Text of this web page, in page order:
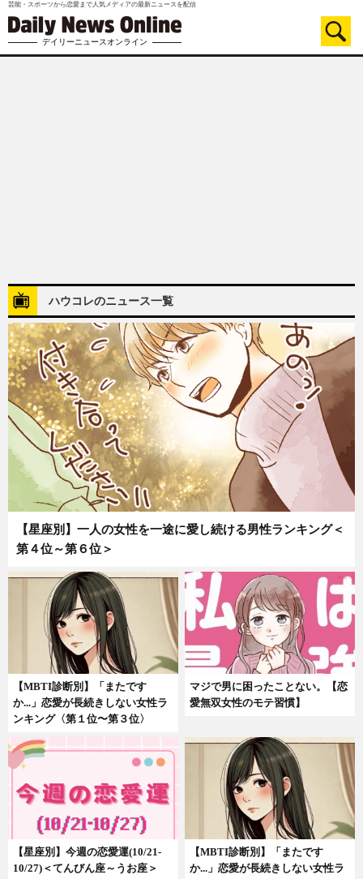
芸能・スポーツから恋愛まで人気メディアの最新ニュースを配信
デイリーニュースオンライン
ハウコレのニュース一覧
【星座別】一人の女性を一途に愛し続ける男性ランキング＜
第４位～第６位＞
【MBTI診断別】「またです
か...」恋愛が長続きしない女性ラ
ンキング〈第１位〜第３位〉
マジで男に困ったことない。【恋
愛無双女性のモテ習慣】
【星座別】今週の恋愛運(10/21-
10/27)＜てんびん座～うお座＞
【MBTI診断別】「またです
か...」恋愛が長続きしない女性ラ